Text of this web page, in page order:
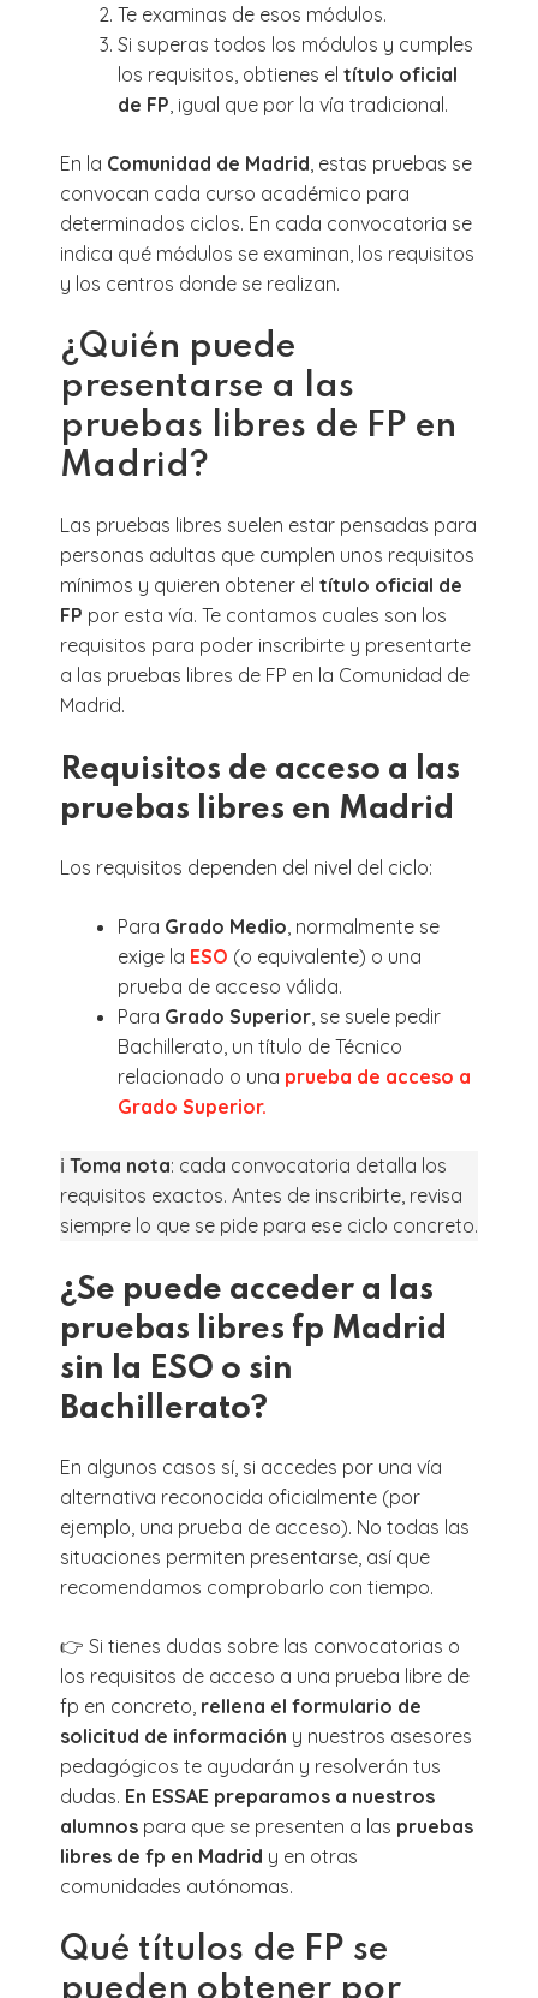
Te examinas de esos módulos.
Si superas todos los módulos y cumples
los requisitos, obtienes el título oficial
de FP , igual que por la vía tradicional.
En la Comunidad de Madrid , estas pruebas se
convocan cada curso académico para
determinados ciclos. En cada convocatoria se
indica qué módulos se examinan, los requisitos
y los centros donde se realizan.
¿Quién puede
presentarse a las
pruebas libres de FP en
Madrid?
Las pruebas libres suelen estar pensadas para
personas adultas que cumplen unos requisitos
mínimos y quieren obtener el título oficial de
FP por esta vía. Te contamos cuales son los
requisitos para poder inscribirte y presentarte
a las pruebas libres de FP en la Comunidad de
Madrid.
Requisitos de acceso a las
pruebas libres en Madrid
Los requisitos dependen del nivel del ciclo:
Para Grado Medio , normalmente se
exige la ESO (o equivalente) o una
prueba de acceso válida.
Para Grado Superior , se suele pedir
Bachillerato, un título de Técnico
relacionado o una prueba de acceso a
Grado Superior.
ℹ️ Toma nota: cada convocatoria detalla los
requisitos exactos. Antes de inscribirte, revisa
siempre lo que se pide para ese ciclo concreto.
¿Se puede acceder a las
pruebas libres fp Madrid
sin la ESO o sin
Bachillerato?
En algunos casos sí, si accedes por una vía
alternativa reconocida oficialmente (por
ejemplo, una prueba de acceso). No todas las
situaciones permiten presentarse, así que
recomendamos comprobarlo con tiempo.
👉 Si tienes dudas sobre las convocatorias o
los requisitos de acceso a una prueba libre de
fp en concreto, rellena el formulario de
solicitud de información y nuestros asesores
pedagógicos te ayudarán y resolverán tus
dudas. En ESSAE preparamos a nuestros
alumnos para que se presenten a las pruebas
libres de fp en Madrid y en otras
comunidades autónomas.
Qué títulos de FP se
pueden obtener por